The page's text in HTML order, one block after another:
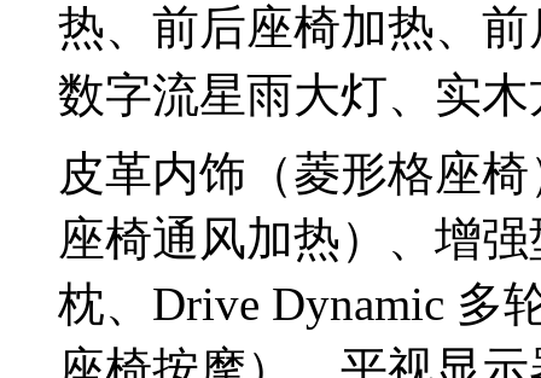
热、前后座椅加热、
数字流星雨大灯、实
皮革内饰（菱形格座
座椅通风加热）、增
枕、Drive Dynamic 多